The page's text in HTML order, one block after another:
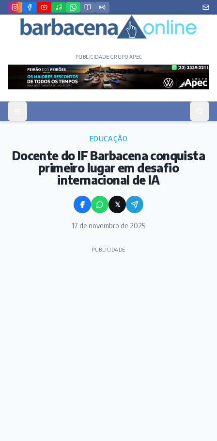
PUBLICIDADE GRUPO APEC
EDUCAÇÃO
Docente do IF Barbacena conquista
primeiro lugar em desafio
internacional de IA
𝕏
17 de novembro de 2025
PUBLICIDADE